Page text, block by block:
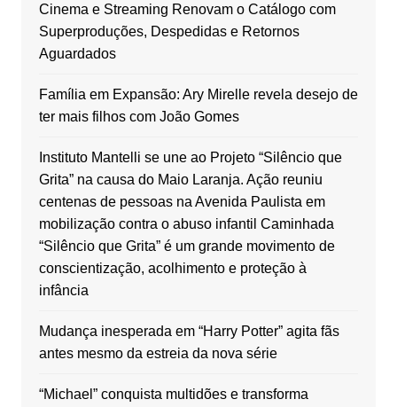
Cinema e Streaming Renovam o Catálogo com
Superproduções, Despedidas e Retornos
Aguardados
Família em Expansão: Ary Mirelle revela desejo de
ter mais filhos com João Gomes
Instituto Mantelli se une ao Projeto “Silêncio que
Grita” na causa do Maio Laranja. Ação reuniu
centenas de pessoas na Avenida Paulista em
mobilização contra o abuso infantil Caminhada
“Silêncio que Grita” é um grande movimento de
conscientização, acolhimento e proteção à
infância
Mudança inesperada em “Harry Potter” agita fãs
antes mesmo da estreia da nova série
“Michael” conquista multidões e transforma